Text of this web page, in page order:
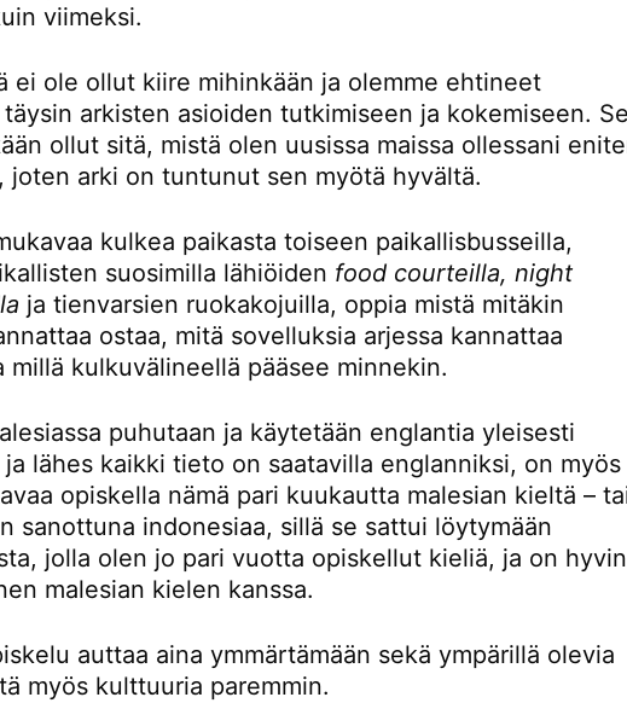
viimeksi.
ei ole ollut kiire mihinkään ja olemme ehtineet
arkisten asioiden tutkimiseen ja kokemiseen. Se
ollut sitä, mistä olen uusissa maissa ollessani
joten arki on tuntunut sen myötä hyvältä.
kulkea paikasta toiseen paikallisbusseilla,
suosimilla lähiöiden food courteilla, night
ja tienvarsien ruokakojuilla, oppia mistä mitäkin
ostaa, mitä sovelluksia arjessa kannattaa
millä kulkuvälineellä pääsee minnekin.
puhutaan ja käytetään englantia yleisesti
ja lähes kaikki tieto on saatavilla englanniksi, on myös
opiskella nämä pari kuukautta malesian kieltä –
sanottuna indonesiaa, sillä se sattui löytymään
jolla olen jo pari vuotta opiskellut kieliä, ja on hyvin
malesian kielen kanssa.
auttaa aina ymmärtämään sekä ympärillä olevia
myös kulttuuria paremmin.